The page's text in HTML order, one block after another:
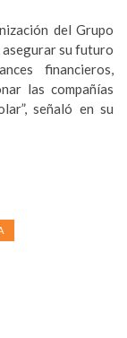
del Grupo
asegurar su futuro
financieros,
las compañías
señaló en su